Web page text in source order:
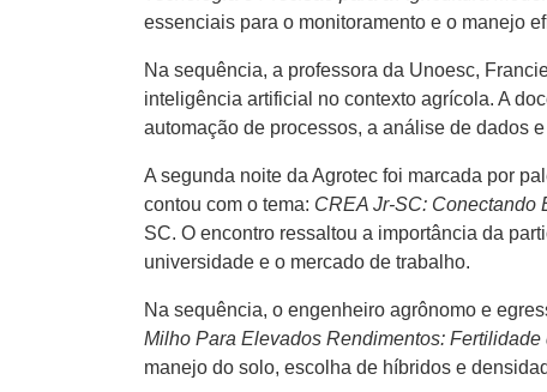
essenciais para o monitoramento e o manejo
Na sequência, a professora da Unoesc,
inteligência artificial no contexto agrícola. A
automação de processos, a análise de dados
A segunda noite da Agrotec foi marcada por
contou com o tema: CREA Jr-SC: Conectando
SC. O encontro ressaltou a importância da
universidade e o mercado de trabalho.
Na sequência, o engenheiro agrônomo e
Milho Para Elevados Rendimentos:
manejo do solo, escolha de híbridos e